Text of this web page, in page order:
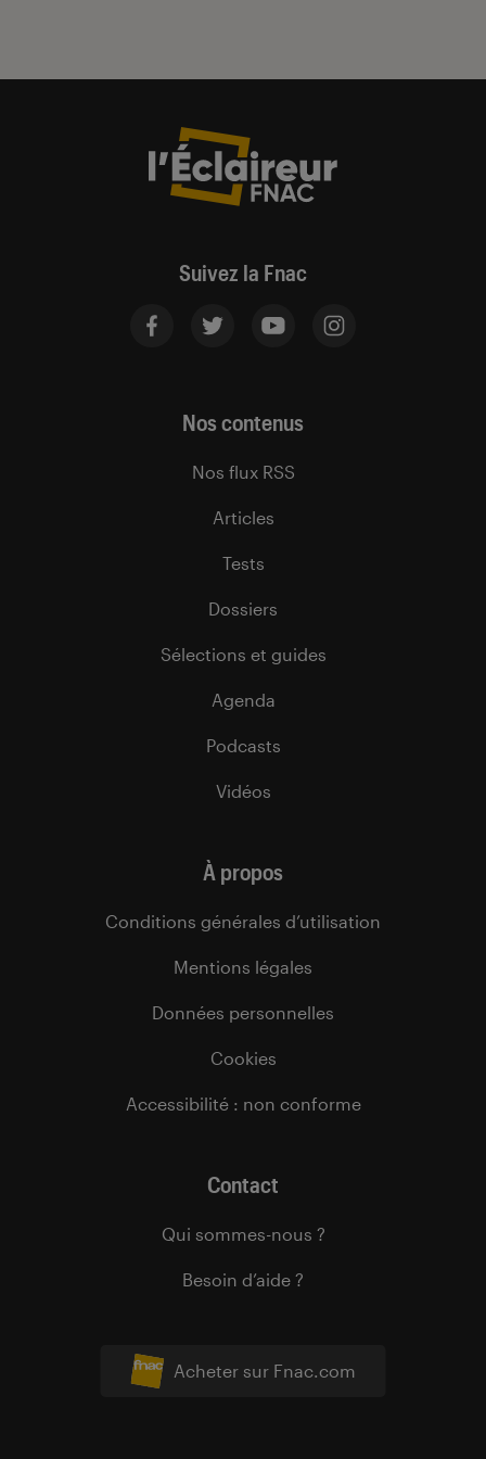
Suivez la Fnac
Acheter sur Fnac.com
Nos contenus
Nos flux RSS
Articles
Tests
Dossiers
Sélections et guides
Agenda
Podcasts
Vidéos
À propos
Conditions générales d’utilisation
Mentions légales
Données personnelles
Cookies
Accessibilité : non conforme
Contact
Qui sommes-nous ?
Besoin d’aide ?